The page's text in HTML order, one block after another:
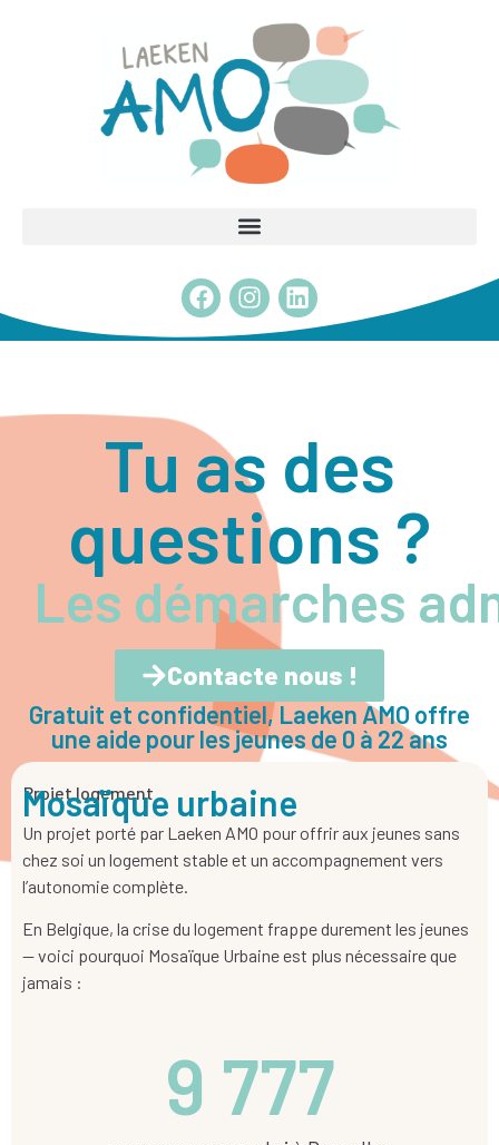
Tu as des
questions ?
Les démarches
Contacte nous !
Gratuit et confidentiel, Laeken AMO offre
une aide pour les jeunes de 0 à 22 ans
Projet logement
Mosaïque urbaine
Un projet porté par Laeken AMO pour offrir aux jeunes sans
chez soi un logement stable et un accompagnement vers
l’autonomie complète.
En Belgique, la crise du logement frappe durement les jeunes
— voici pourquoi Mosaïque Urbaine est plus nécessaire que
jamais :
9 777